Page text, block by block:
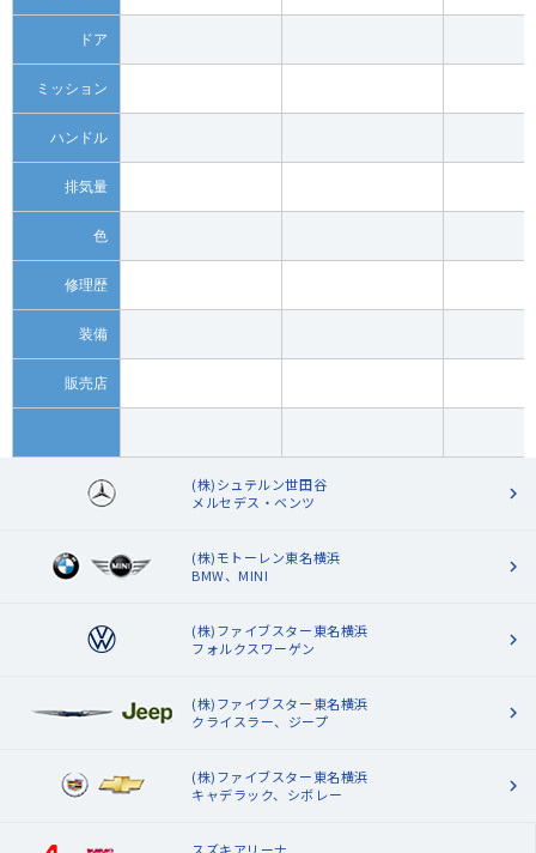
ドア
ミッション
ハンドル
排気量
色
修理歴
装備
販売店
(株)シュテルン世田谷
メルセデス・ベンツ
(株)モトーレン東名横浜
BMW、MINI
(株)ファイブスター東名横浜
フォルクスワーゲン
(株)ファイブスター東名横浜
クライスラー、ジープ
(株)ファイブスター東名横浜
キャデラック、シボレー